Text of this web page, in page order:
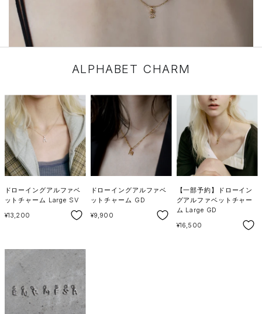
ALPHABET CHARM
ドローイングアルファベ
ットチャーム Large SV
SALE
¥13,200
ドローイングアルファベ
ットチャーム GD
SALE
¥9,900
【一部予約】ドローイン
グアルファベットチャー
ム Large GD
SALE
¥16,500